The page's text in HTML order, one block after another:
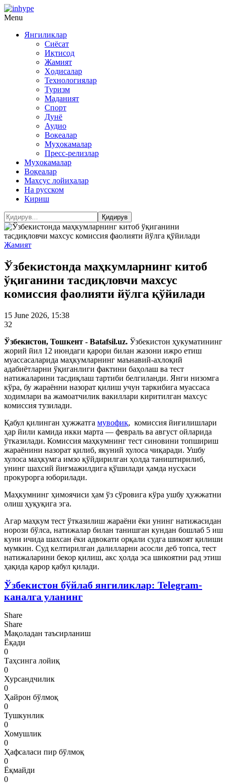
Menu
Янгиликлар
Сиёсат
Иқтисод
Жамият
Ҳодисалар
Технологиялар
Туризм
Маданият
Спорт
Дунё
Аудио
Воқеалар
Муҳокамалар
Пресс-релизлар
Муҳокамалар
Воқеалар
Махсус лойиҳалар
На русском
Кириш
Жамият
Ўзбекистонда маҳкумларнинг китоб
ўқиганини тасдиқловчи махсус
комиссия фаолияти йўлга қўйилади
15 June 2026, 15:38
32
Ўзбекистон, Тошкент - Batafsil.uz. Ўзбекистон ҳукуматининг
жорий йил 12 июндаги қарори билан жазони ижро eтиш
муассасаларида маҳкумларнинг маънавий-ахлоқий
адабиётларни ўқиганлиги фактини баҳолаш ва тест
натижаларини тасдиқлаш тартиби белгиланди. Янги низомга
кўра, бу жараённи назорат қилиш учун таркибига муассаса
ходимлари ва жамоатчилик вакиллари киритилган махсус
комиссия тузилади.
Қабул қилинган ҳужжатга мувофиқ, комиссия йиғилишлари
ҳар йили камида икки марта — февраль ва август ойларида
ўтказилади. Комиссия маҳкумнинг тест синовини топшириш
жараёнини назорат қилиб, якуний хулоса чиқаради. Ушбу
хулоса маҳкумга имзо қўйдирилган ҳолда таништирилиб,
унинг шахсий йиғмажилдига қўшилади ҳамда нусхаси
прокурорга юборилади.
Маҳкумнинг ҳимоячиси ҳам ўз сўровига кўра ушбу ҳужжатни
олиш ҳуқуқига эга.
Агар маҳкум тест ўтказилиш жараёни ёки унинг натижасидан
норози бўлса, натижалар билан танишган кундан бошлаб 5 иш
куни ичида шахсан ёки адвокати орқали судга шикоят қилиши
мумкин. Суд келтирилган далилларни асосли деб топса, тест
натижаларини бекор қилиш, акс ҳолда эса шикоятни рад этиш
ҳақида қарор қабул қилади.
Ўзбекистон бўйлаб янгиликлар: Telegram-
каналга уланинг
Share
Share
Мақоладан таъсирланиш
Ёқади
0
Таҳсинга лойиқ
0
Хурсандчилик
0
Ҳайрон бўлмоқ
0
Тушкунлик
0
Хомушлик
0
Ҳафсаласи пир бўлмоқ
0
Ёқмайди
0